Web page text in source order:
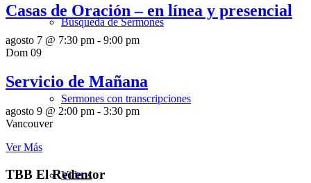
Búsqueda de Sermones
Sermones con transcripciones
Videos
Casas de Oración – en línea y presencial
agosto 7 @ 7:30 pm - 9:00 pm
Dom 09
Servicio de Mañana
agosto 9 @ 2:00 pm - 3:30 pm
Vancouver
Ver Más
TBB El Redentor